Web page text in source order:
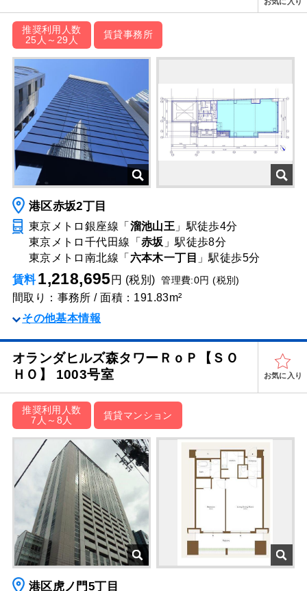
推奨利用人数
25人～29人
賃貸事務所
港区赤坂2丁目
東京メトロ銀座線「 溜池山王 」駅徒歩4分
東京メトロ千代田線「 赤坂 」駅徒歩8分
東京メトロ南北線「 六本木一丁目 」駅徒歩5分
賃料1,218,695円 (税別)管理費:0円 (税別)
間取り：事務所 / 面積：191.83m²
その他基本情報
オランダヒルズ森タワーＲｏＰ【ＳＯ
ＨＯ】 1003号室
お気に入り
推奨利用人数
7人～8人
賃貸マンション
港区虎ノ門5丁目